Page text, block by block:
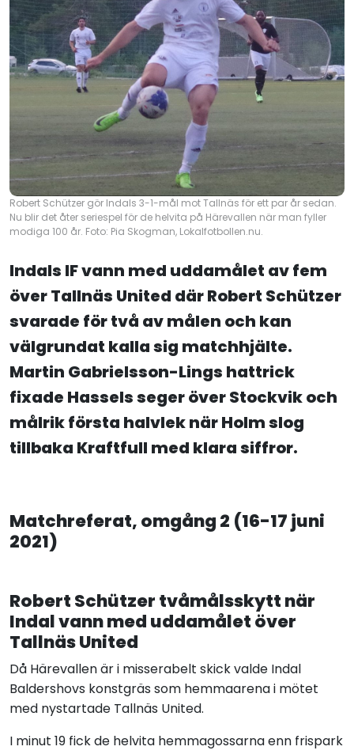
Robert Schützer gör Indals 3-1-mål mot Tallnäs för ett par år sedan.
Nu blir det åter seriespel för de helvita på Härevallen när man fyller
modiga 100 år. Foto: Pia Skogman, Lokalfotbollen.nu.
Indals IF vann med uddamålet av fem
över Tallnäs United där Robert Schützer
svarade för två av målen och kan
välgrundat kalla sig matchhjälte.
Martin Gabrielsson-Lings hattrick
fixade Hassels seger över Stockvik och
målrik första halvlek när Holm slog
tillbaka Kraftfull med klara siffror.
Matchreferat, omgång 2 (16-17 juni
2021)
Robert Schützer tvåmålsskytt när
Indal vann med uddamålet över
Tallnäs United
Då Härevallen är i misserabelt skick valde Indal
Baldershovs konstgräs som hemmaarena i mötet
med nystartade Tallnäs United.
I minut 19 fick de helvita hemmagossarna enn frispark